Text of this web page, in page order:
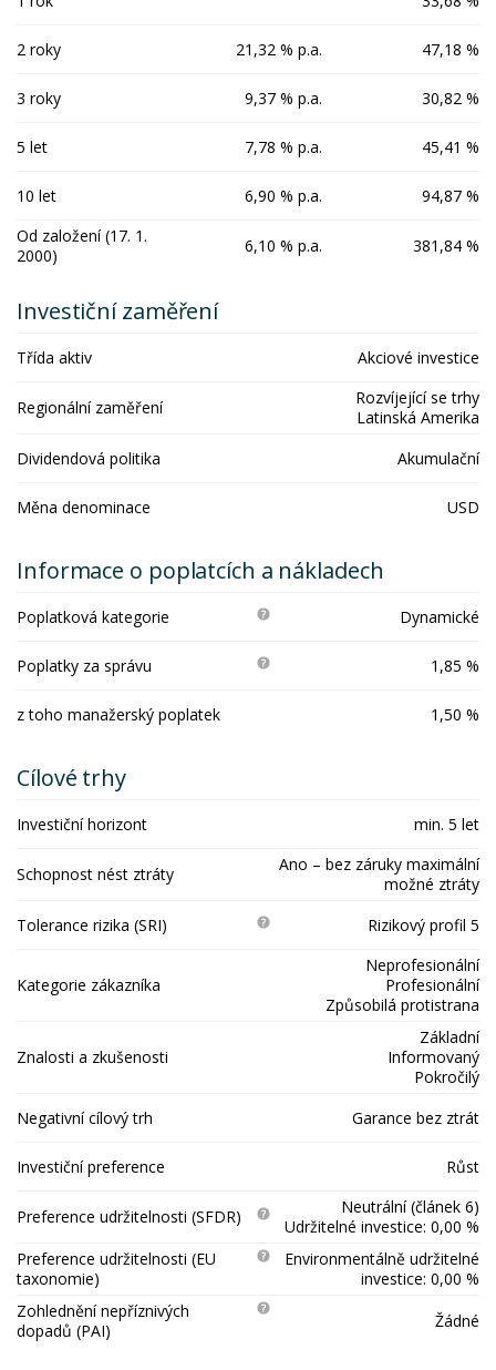
2 roky 21,32 % p.a. 47,18 %
3 roky 9,37 % p.a. 30,82 %
5 let 7,78 % p.a. 45,41 %
10 let 6,90 % p.a.
94,87 %
Od založení (17. 1.
2000)
6,10 % p.a. 381,84 %
Investiční zaměření
Třída aktiv Akciové investice
Regionální zaměření
Rozvíjející se trhy
Latinská Amerika
Dividendová politika
Akumulační
Měna denominace USD
Informace o poplatcích a nákladech
Poplatková kategorie Dynamické
Poplatky za správu 1,85 %
z toho manažerský poplatek 1,50 %
Cílové trhy
Investiční horizont min. 5 let
Schopnost nést ztráty
Ano – bez záruky maximální
možné ztráty
Tolerance rizika (SRI)
Rizikový profil 5
Kategorie zákazníka
Neprofesionální
Profesionální
Způsobilá protistrana
Znalosti a zkušenosti
Základní
Informovaný
Pokročilý
Negativní cílový trh
Garance bez ztrát
Investiční preference Růst
Preference udržitelnosti (SFDR)
Neutrální (článek 6)
Udržitelné investice: 0,00 %
Preference udržitelnosti (EU
taxonomie)
Environmentálně udržitelné
investice: 0,00 %
Zohlednění nepříznivých
dopadů (PAI)
Žádné